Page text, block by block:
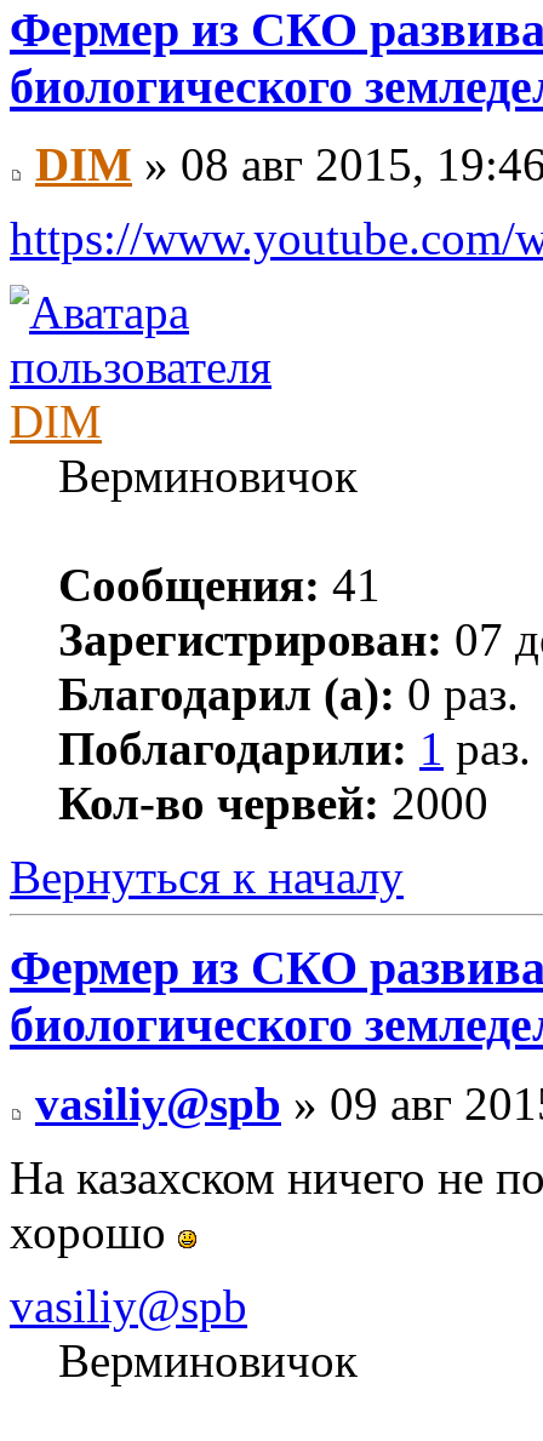
Фермер из СКО
биологического
DIM » 08 авг 2015,
https://www.youtube.com/
DIM
Верминовичок
Сообщения: 41
Зарегистрирован: 07
Благодарил (а): 0 раз.
Поблагодарили: 1 раз.
Кол-во червей: 2000
Вернуться к началу
Фермер из СКО
биологического
vasiliy@spb » 09 авг
На казахском ничего не
хорошо
vasiliy@spb
Верминовичок